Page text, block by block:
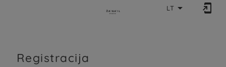
LT  
Registracija